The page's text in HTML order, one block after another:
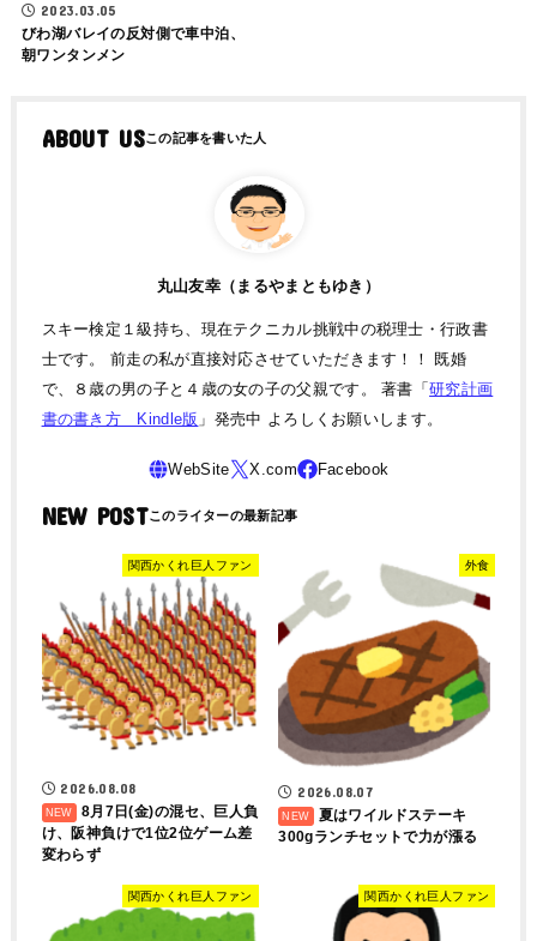
2023.03.05
びわ湖バレイの反対側で車中泊、
朝ワンタンメン
ABOUT US
丸山友幸（まるやまともゆき）
スキー検定１級持ち、現在テクニカル挑戦中の税理士・行政書
士です。 前走の私が直接対応させていただきます！！ 既婚
で、８歳の男の子と４歳の女の子の父親です。 著書「研究計画
書の書き方 Kindle版 」発売中 よろしくお願いします。
NEW POST
関西かくれ巨人ファン
2026.08.08
8月7日(金)の混セ、巨人負
け、阪神負けで1位2位ゲーム差
変わらず
外食
2026.08.07
夏はワイルドステーキ
300gランチセットで力が漲る
関西かくれ巨人ファン 関西かくれ巨人ファン